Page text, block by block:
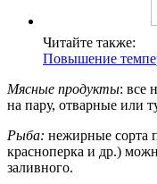
Читайте также:
Повышение
Мясные продукты: все
на пару, отварные или
Рыба: нежирные сорта
красноперка и др.)
заливного.